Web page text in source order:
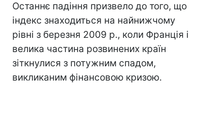
Останнє падіння призвело до того, що
індекс знаходиться на найнижчому
рівні з березня 2009 р., коли Франція і
велика частина розвинених країн
зіткнулися з потужним спадом,
викликаним фінансовою кризою.